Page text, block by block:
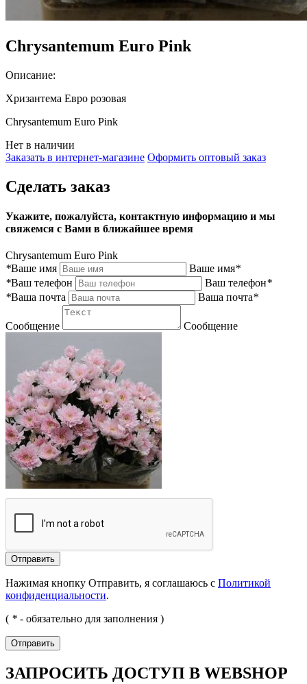
Chrysantemum Euro Pink
Описание:
Хризантема Евро розовая
Chrysantemum Euro Pink
Нет в наличии
Заказать в интернет-магазине Оформить оптовый заказ
Сделать заказ
Укажите, пожалуйста, контактную информацию и мы
свяжемся с Вами в ближайшее время
Chrysantemum Euro Pink
*Ваше имя Ваше имя*
*Ваш телефон Ваш телефон*
*Ваша почта Ваша почта*
Сообщение Сообщение
Отправить
Нажимая кнопку Отправить, я соглашаюсь с Политикой
конфиденциальности.
( * - обязательно для заполнения )
Отправить
ЗАПРОСИТЬ ДОСТУП В WEBSHOP